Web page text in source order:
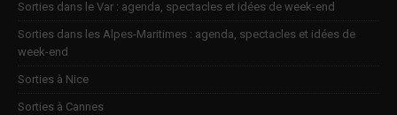
Sorties dans le Var : agenda, spectacles et idées de week-end
Sorties dans les Alpes-Maritimes : agenda, spectacles et idées de
week-end
Sorties à Nice
Sorties à Cannes